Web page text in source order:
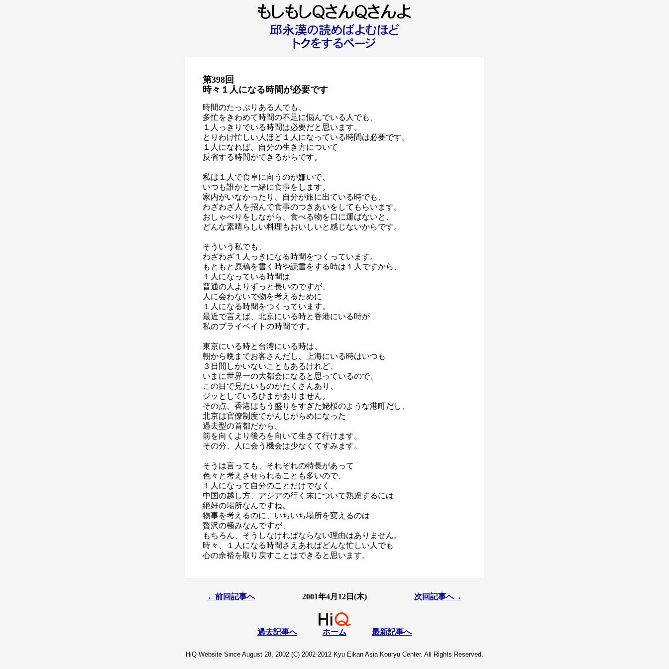
第398回
時々１人になる時間が必要です
時間のたっぷりある人でも、
多忙をきわめて時間の不足に悩んでいる人でも、
１人っきりでいる時間は必要だと思います。
とりわけ忙しい人ほど１人になっている時間は必要です。
１人になれば、自分の生き方について
反省する時間ができるからです。
私は１人で食卓に向うのが嫌いで、
いつも誰かと一緒に食事をします。
家内がいなかったり、自分が旅に出ている時でも、
わざわざ人を招んで食事のつきあいをしてもらいます。
おしゃべりをしながら、食べる物を口に運ばないと、
どんな素晴らしい料理もおいしいと感じないからです。
そういう私でも、
わざわざ１人っきになる時間をつくっています。
もともと原稿を書く時や読書をする時は１人ですから、
１人になっている時間は
普通の人よりずっと長いのですが、
人に会わないで物を考えるために
１人になる時間をつくっています。
最近で言えば、北京にいる時と香港にいる時が
私のプライベイトの時間です。
東京にいる時と台湾にいる時は、
朝から晩までお客さんだし、上海にいる時はいつも
３日間しかいないこともあるけれど、
いまに世界一の大都会になると思っているので、
この目で見たいものがたくさんあり、
ジッとしているひまがありません。
その点、香港はもう盛りをすぎた姥桜のような港町だし、
北京は官僚制度でがんじがらめになった
過去型の首都だから、
前を向くより後ろを向いて生きて行けます。
その分、人に会う機会は少なくてすみます。
そうは言っても、それぞれの特長があって
色々と考えさせられることも多いので、
１人になって自分のことだけでなく、
中国の越し方、アジアの行く末について熟慮するには
絶好の場所なんですね。
物事を考えるのに、いちいち場所を変えるのは
贅沢の極みなんですが、
もちろん、そうしなければならない理由はありません。
時々、１人になる時間さえあればどんな忙しい人でも
心の余裕を取り戻すことはできると思います。
←前回記事へ 2001年4月12日(木) 次回記事へ→
過去記事へ ホーム 最新記事へ
HiQ Website Since August 28, 2002 (C) 2002-2012 Kyu Eikan Asia Kouryu Center. All Rights Reserved.